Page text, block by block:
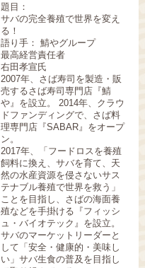
題目：
サバの完全養殖で世界を変え
る！
語り手： 鯖やグループ
最高経営責任者
右田孝宣氏
2007年、さば寿司を製造・販
売するさば寿司専門店『鯖
や』を設立。 2014年、クラウ
ドファンディングで、さば料
理専門店『SABAR』をオープ
ン。
2017年、「フードロスを養殖
飼料に換え、サバを育て、天
然の水産資源を侵さないサス
テナブル養殖で世界を救う」
ことを目指し、さばの海面養
殖などを手掛ける『フィッシ
ュ・バイオテック』を設立。
サバのマーケットリーダーと
して「安全・健康的・美味し
い」サバ生食の普及を目指し